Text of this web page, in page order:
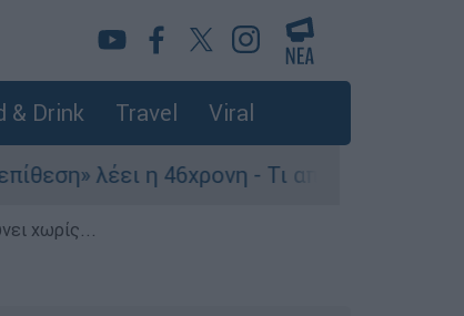
& Drink Travel Viral
λέει η 46χρονη - Τι αποκάλυψε στους
χωρίς...